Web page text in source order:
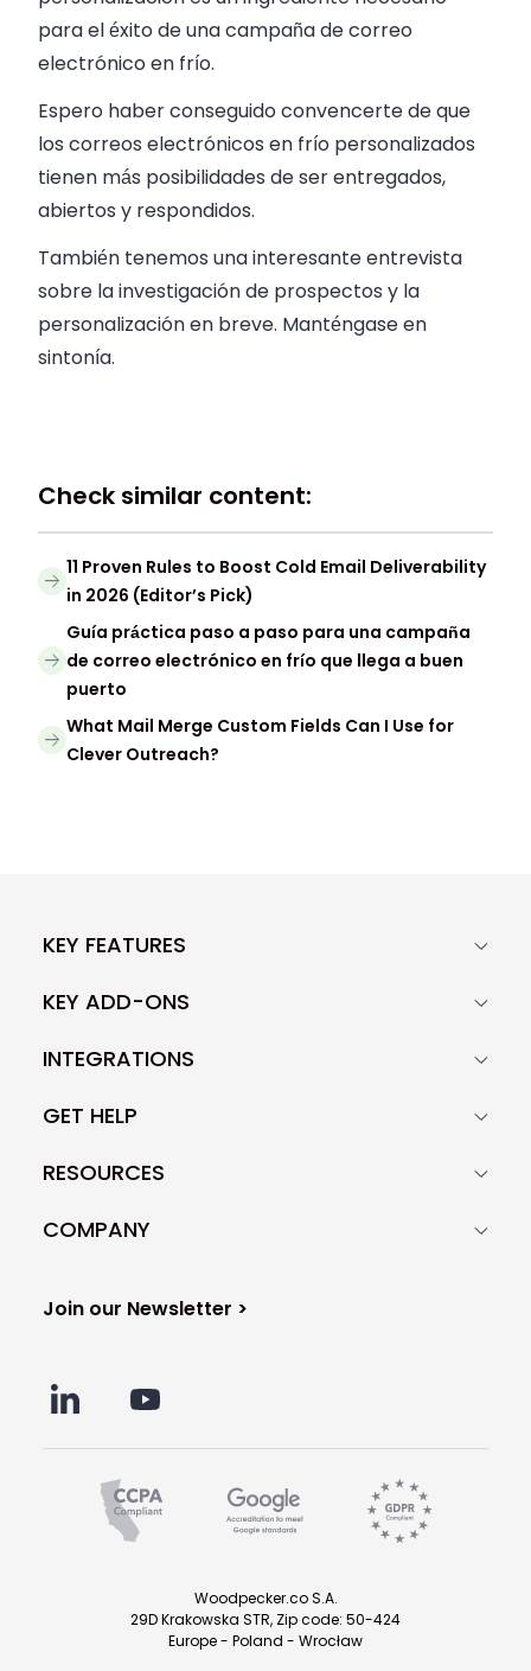
para el éxito de una campaña de correo
electrónico en frío.
Espero haber conseguido convencerte de que
los correos electrónicos en frío personalizados
tienen más posibilidades de ser entregados,
abiertos y respondidos.
También tenemos una interesante entrevista
sobre la investigación de prospectos y la
personalización en breve. Manténgase en
sintonía.
Check similar content:
11 Proven Rules to Boost Cold Email Deliverability
in 2026 (Editor’s Pick)
Guía práctica paso a paso para una campaña
de correo electrónico en frío que llega a buen
puerto
What Mail Merge Custom Fields Can I Use for
Clever Outreach?
KEY FEATURES
KEY ADD-ONS
INTEGRATIONS
GET HELP
RESOURCES
COMPANY
Join our Newsletter >
Woodpecker.co S.A.
29D Krakowska STR, Zip code: 50-424
Europe - Poland - Wrocław